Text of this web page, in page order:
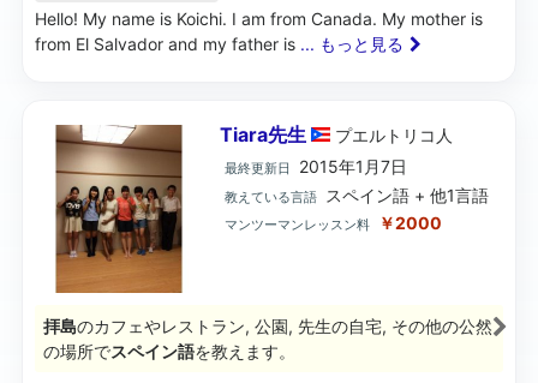
Hello! My name is Koichi. I am from Canada. My mother is
from El Salvador and my father is ... もっと見る
Tiara先生 プエルトリコ 人
最終更新日 2015年1月7日
教えている言語 スペイン語 + 他1言語
マンツーマンレッスン料 ￥2000
拝島のカフェやレストラン, 公園, 先生の自宅, その他の公然
の場所でスペイン語を教えます。